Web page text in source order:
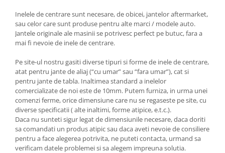
Inelele de centrare sunt necesare, de obicei, jantelor aftermarket,
sau celor care sunt produse pentru alte marci / modele auto.
Jantele originale ale masinii se potrivesc perfect pe butuc, fara a
mai fi nevoie de inele de centrare.
Pe site-ul nostru gasiti diverse tipuri si forme de inele de centrare,
atat pentru jante de aliaj (“cu umar” sau “fara umar”), cat si
pentru jante de tabla. Inaltimea standard a inelelor
comercializate de noi este de 10mm. Putem furniza, in urma unei
comenzi ferme, orice dimensiune care nu se regaseste pe site, cu
diverse specificatii ( alte inaltimi, forme atipice, e.t.c.).
Daca nu sunteti sigur legat de dimensiunile necesare, daca doriti
sa comandati un produs atipic sau daca aveti nevoie de consiliere
pentru a face alegerea potrivita, ne puteti contacta, urmand sa
verificam datele problemei si sa alegem impreuna solutia.